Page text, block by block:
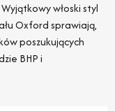
włoski styl
Oxford sprawiają,
poszukujących
BHP i